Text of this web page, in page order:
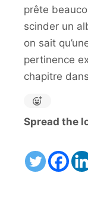
prête
scinder un
on sait
pertinence
chapitre
Spread the